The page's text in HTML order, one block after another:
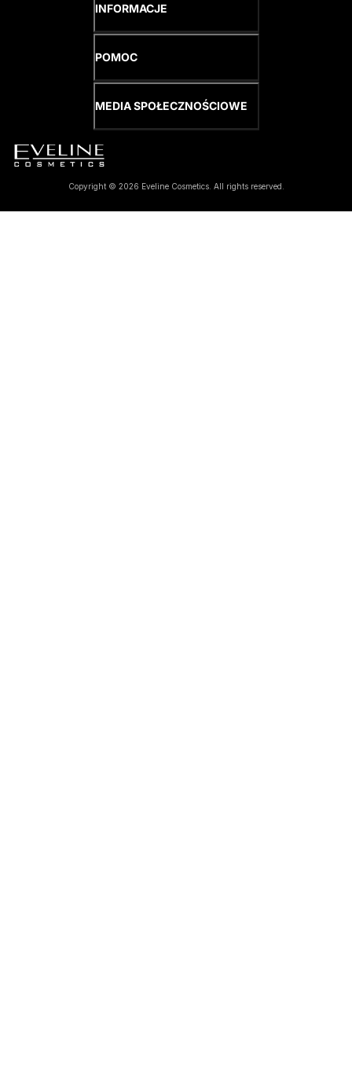
INFORMACJE
POMOC
MEDIA SPOŁECZNOŚCIOWE
Copyright © 2026 Eveline Cosmetics. All rights reserved.